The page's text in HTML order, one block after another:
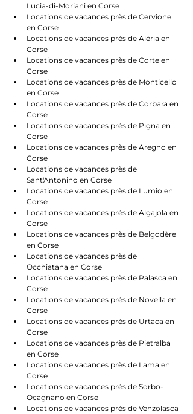
Lucia-di-Moriani en Corse
Locations de vacances près de Cervione
en Corse
Locations de vacances près de Aléria en
Corse
Locations de vacances près de Corte en
Corse
Locations de vacances près de Monticello
en Corse
Locations de vacances près de Corbara en
Corse
Locations de vacances près de Pigna en
Corse
Locations de vacances près de Aregno en
Corse
Locations de vacances près de
Sant'Antonino en Corse
Locations de vacances près de Lumio en
Corse
Locations de vacances près de Algajola en
Corse
Locations de vacances près de Belgodère
en Corse
Locations de vacances près de
Occhiatana en Corse
Locations de vacances près de Palasca en
Corse
Locations de vacances près de Novella en
Corse
Locations de vacances près de Urtaca en
Corse
Locations de vacances près de Pietralba
en Corse
Locations de vacances près de Lama en
Corse
Locations de vacances près de Sorbo-
Ocagnano en Corse
Locations de vacances près de Venzolasca